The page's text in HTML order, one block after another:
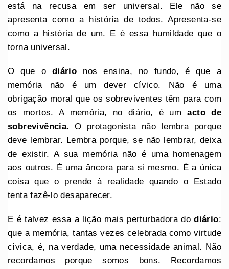
está na recusa em ser universal. Ele não se
apresenta como a história de todos. Apresenta-se
como a história de um. E é essa humildade que o
torna universal.
O que o diário nos ensina, no fundo, é que a
memória não é um dever cívico. Não é uma
obrigação moral que os sobreviventes têm para com
os mortos. A memória, no diário, é umacto de
sobrevivência. O protagonista não lembra porque
deve lembrar. Lembra porque, se não lembrar, deixa
de existir. A sua memória não é uma homenagem
aos outros. É uma âncora para si mesmo. É a única
coisa que o prende à realidade quando o Estado
tenta fazê-lo desaparecer.
E é talvez essa a lição mais perturbadora dodiário:
que a memória, tantas vezes celebrada como virtude
cívica, é, na verdade, uma necessidade animal. Não
recordamos porque somos bons. Recordamos